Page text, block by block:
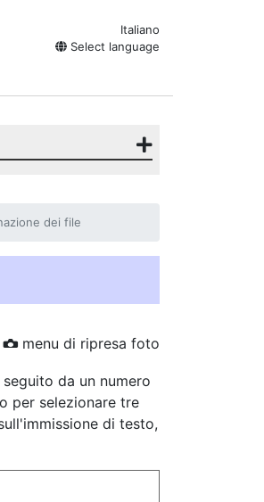
Italiano
Select language
dei file
C menu di ripresa foto
da un numero
per selezionare tre
di testo,